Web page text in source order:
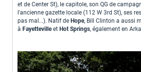
et de Center St), le capitole, son QG de
l'ancienne gazette locale (112 W 3rd St), ses
pas mal...). Natif de Hope, Bill Clinton a aussi
à Fayettevilleet Hot Springs, également en